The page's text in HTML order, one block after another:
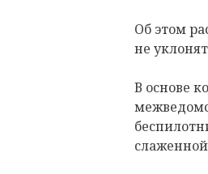
Об этом
не
В основе